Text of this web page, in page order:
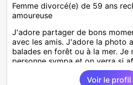
Femme divorcé(e) de 59 ans
amoureuse
J'adore partager de bons
avec les amis. J'adore la photo
balades en forêt ou à la mer. Je
personne sympa et on verra si
moi message. A bientôt.
Voir le profil